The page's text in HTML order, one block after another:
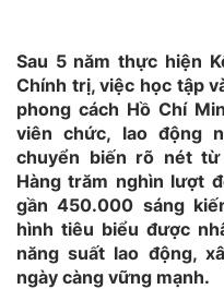
Sau 5 năm thực hiện
Chính trị, việc học tập
phong cách Hồ Chí
viên chức, lao động
chuyển biến rõ nét
Hàng trăm nghìn lượt
gần 450.000 sáng
hình tiêu biểu được
năng suất lao động,
ngày càng vững mạnh.